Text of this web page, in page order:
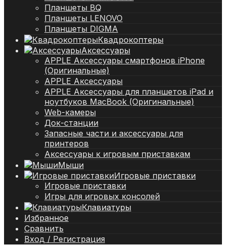
Планшеты BQ
Планшеты LENOVO
Планшеты DIGMA
Квадрокоптеры
Аксессуары
APPLE Аксессуары смартфонов iPhone
(Оригинальные)
APPLE Аксессуары
APPLE Аксессуары для планшетов iPad и
ноутбуков MacBook (Оригинальные)
Web-камеры
Док-станции
Запасные части и аксессуары для
принтеров
Аксессуары к игровым приставкам
Мыши
Игровые приставки
Игровые приставки
Игры для игровых консолей
Клавиатуры
Избранное
Сравнить
Вход / Регистрация